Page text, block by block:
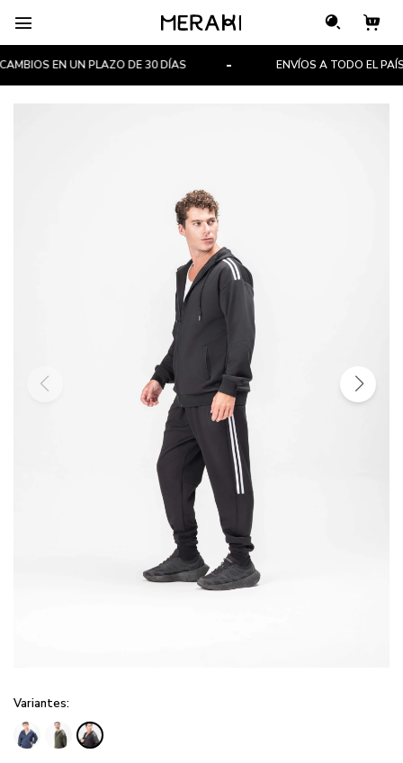

EN UN PLAZO DE 30 DÍAS ENVÍOS A TODO EL PAÍS
Variantes: